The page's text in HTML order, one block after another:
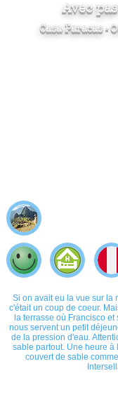
Avec
Casa Paracas -
Si on avait eu la vue sur la
c'était un coup de coeur.
la terrasse où Francisco
nous servent un petit
de la pression d'eau.
sable partout. Une heure à
couvert de sable